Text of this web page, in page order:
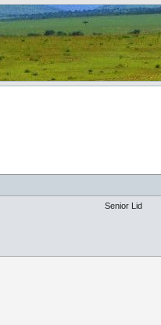
Senior Lid